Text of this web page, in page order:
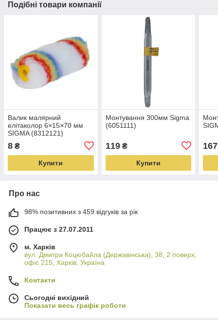
Подібні товари компанії
Валик малярний
елітаколор 6×15×70 мм
SIGMA (8312121)
8 ₴
Купити
Монтування 300мм Sigma
(6051111)
119₴
Купити
167
Про нас
98% позитивних з 459 відгуків за рік
Працює з 27.07.2011
м. Харків
вул. Дмитра Коцюбайла (Державінська), 38, 2 поверх,
офіс 215, Харків, Україна
Контакти
Сьогодні вихідний
Показати весь графік роботи